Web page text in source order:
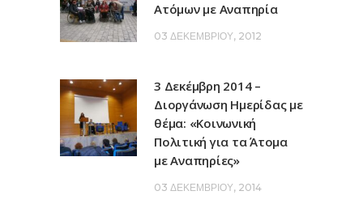
Ατόμων με Αναπηρία
03 ΔΕΚΕΜΒΡΊΟΥ, 2012
3 Δεκέμβρη 2014 –
Διοργάνωση Ημερίδας με
θέμα: «Κοινωνική
Πολιτική για τα Άτομα
με Αναπηρίες»
03 ΔΕΚΕΜΒΡΊΟΥ, 2014